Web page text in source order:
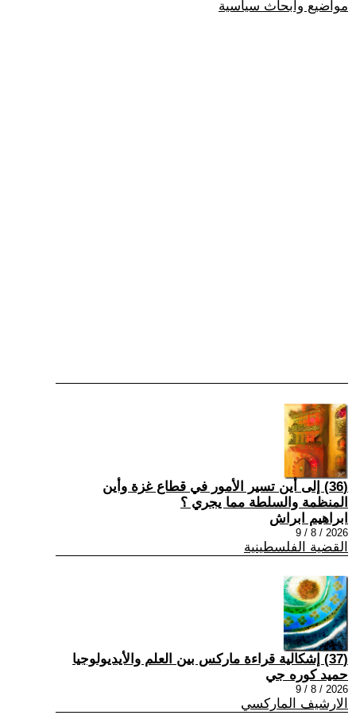
مواضيع وابحاث سياسية
(36) إلى أين تسير الأمور في قطاع غزة وأين
المنظمة والسلطة مما يجري ؟
ابراهيم ابراش
2026 / 8 / 9
القضية الفلسطينية
(37) إشكالية قراءة ماركس بين العلم والأيديولوجيا
حميد كوره جي
2026 / 8 / 9
الارشيف الماركسي